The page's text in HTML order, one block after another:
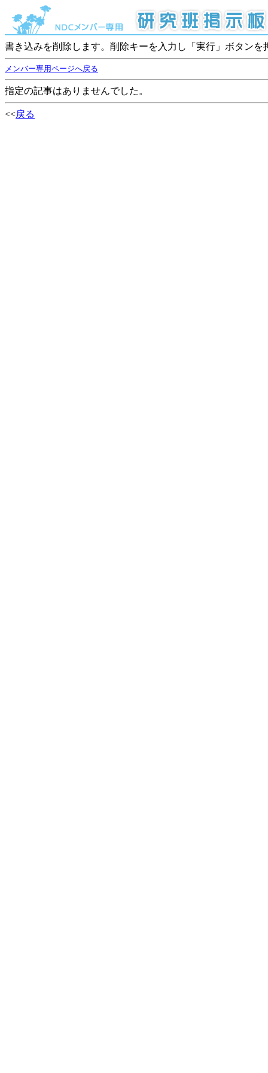
書き込みを削除します。削除キーを入力し「実行」ボタンを
メンバー専用ページへ戻る
指定の記事はありませんでした。
<<戻る